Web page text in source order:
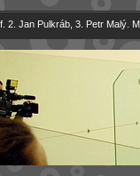
2. Jan Pulkráb, 3. Petr Malý.